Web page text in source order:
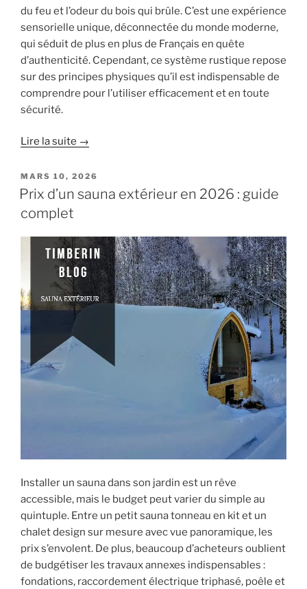
du feu et l’odeur du bois qui brûle. C’est une expérience
sensorielle unique, déconnectée du monde moderne,
qui séduit de plus en plus de Français en quête
d’authenticité. Cependant, ce système rustique repose
sur des principes physiques qu’il est indispensable de
comprendre pour l’utiliser efficacement et en toute
sécurité.
Lire la suite →
PUBLIÉ
LE
MARS 10, 2026
Prix d’un sauna extérieur en 2026 : guide
complet
Installer un sauna dans son jardin est un rêve
accessible, mais le budget peut varier du simple au
quintuple. Entre un petit sauna tonneau en kit et un
chalet design sur mesure avec vue panoramique, les
prix s’envolent. De plus, beaucoup d’acheteurs oublient
de budgétiser les travaux annexes indispensables :
fondations, raccordement électrique triphasé, poêle et